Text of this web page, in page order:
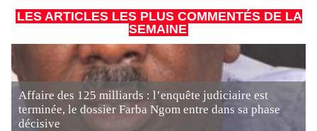
LES ARTICLES LES PLUS COMMENTÉS DE LA
SEMAINE
Affaire des 125 milliards : l’enquête judiciaire est
terminée, le dossier Farba Ngom entre dans sa phase
décisive